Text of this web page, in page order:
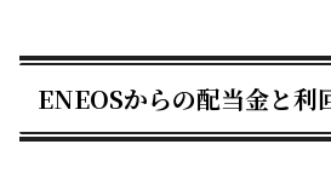
ENEOSからの配当金と利